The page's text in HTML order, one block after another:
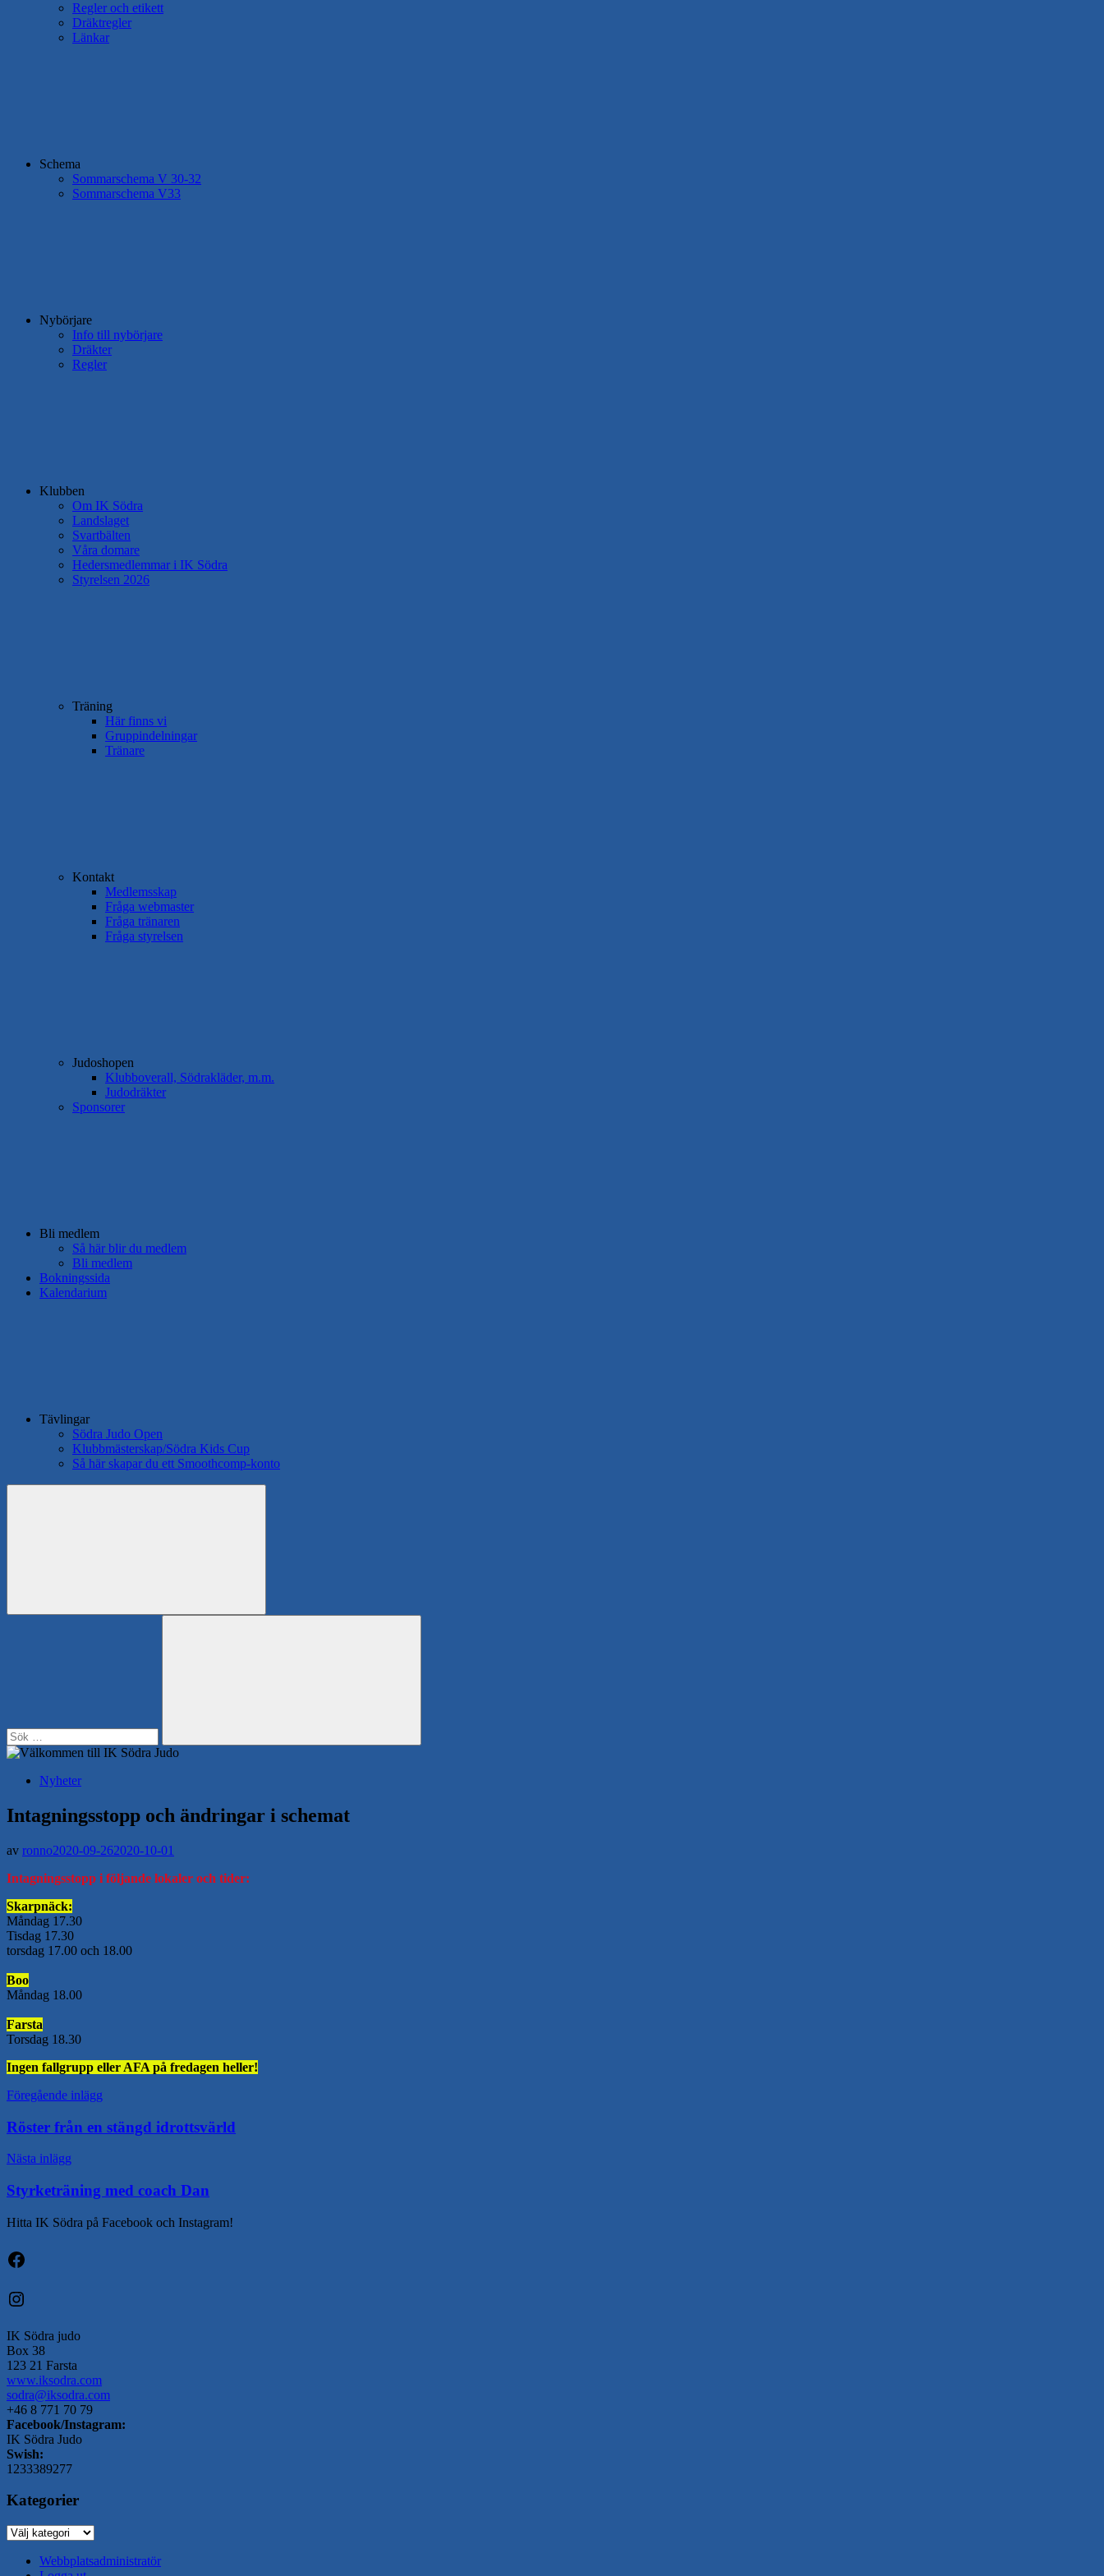
Regler och etikett
Dräktregler
Länkar
Schema
Sommarschema V 30-32
Sommarschema V33
Nybörjare
Info till nybörjare
Dräkter
Regler
Klubben
Om IK Södra
Landslaget
Svartbälten
Våra domare
Hedersmedlemmar i IK Södra
Styrelsen 2026
Träning
Här finns vi
Gruppindelningar
Tränare
Kontakt
Medlemsskap
Fråga webmaster
Fråga tränaren
Fråga styrelsen
Judoshopen
Klubboverall, Södrakläder, m.m.
Judodräkter
Sponsorer
Bli medlem
Så här blir du medlem
Bli medlem
Bokningssida
Kalendarium
Tävlingar
Södra Judo Open
Klubbmästerskap/Södra Kids Cup
Så här skapar du ett Smoothcomp-konto
Search
Sök
Nyheter
Intagningsstopp och ändringar i schemat
av ronno2020-09-262020-10-01
Intagningsstopp i följande lokaler och tider:
Skarpnäck:
Måndag 17.30
Tisdag 17.30
torsdag 17.00 och 18.00
Boo
Måndag 18.00
Farsta
Torsdag 18.30
Ingen fallgrupp eller AFA på fredagen heller!
Inläggsnavigering
Föregående inlägg
Röster från en stängd idrottsvärld
Nästa inlägg
Styrketräning med coach Dan
Hitta IK Södra på Facebook och Instagram!
Facebook
Instagram
IK Södra judo
Box 38
123 21 Farsta
www.iksodra.com
sodra@iksodra.com
+46 8 771 70 79
Facebook/Instagram:
IK Södra Judo
Swish:
1233389277
Kategorier
Kategorier
Webbplatsadministratör